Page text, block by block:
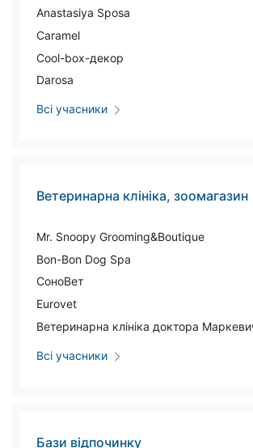
Anastasiya Sposa
Caramel
Cool-box-декор
Darosa
Всі учасники
Ветеринарна клініка, зоомагазин
Mr. Snoopy Grooming&Boutique
Bon-Bon Dog Spa
СоноВет
Eurovet
Ветеринарна клініка доктора
Всі учасники
Бази відпочинку